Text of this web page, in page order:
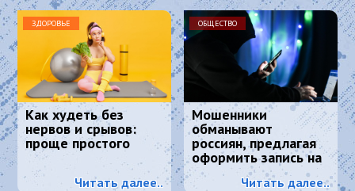
ЗДОРОВЬЕ
Как худеть без
нервов и срывов:
проще простого
Читать далее..
ОБЩЕСТВО
Мошенники
обманывают
россиян, предлагая
оформить запись на
диспансеризацию
Читать далее..